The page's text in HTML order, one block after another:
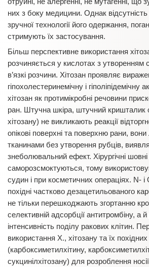
них з боку медицини. Однак відсутність
зручної технології його одержання,
стримують їх застосування.
Більш перспективне використання
розчиняється у кислотах з утворенням
в’язкі розчини. Хітозан проявляє
гіпохолестеринемічну і гіполіпідемічну
хітозан як протимікробні речовини
ран. Штучна шкіра, штучний кришталик
хітозану) не викликають реакції
опікові поверхні та поверхню рани,
тканинами без утворення рубців,
знеболювальний ефект. Хірургічні
саморозсмоктуються, тому
судин і при косметичних операціях. N-
похідні частково дезацетильованого
не тільки перешкоджають згортанню
селективній адсорбції антитромбіну, а
інтенсивність поділу ракових клітин.
використання Х., хітозану та їх похідних
(карбоксиметилхітину,
сукцинілхітозану) для розроблення